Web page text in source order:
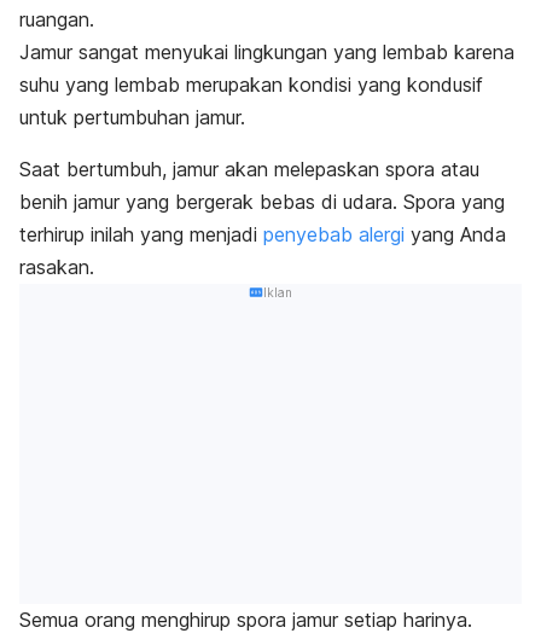
ruangan.
Jamur sangat menyukai lingkungan yang lembab karena
suhu yang lembab merupakan kondisi yang kondusif
untuk pertumbuhan jamur.
Saat bertumbuh, jamur akan melepaskan spora atau
benih jamur yang bergerak bebas di udara. Spora yang
terhirup inilah yang menjadi penyebab alergi yang Anda
rasakan.
Iklan
Semua orang menghirup spora jamur setiap harinya.